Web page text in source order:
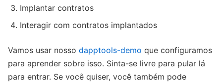
Implantar contratos
Interagir com contratos implantados
Vamos usar nosso dapptools-demo que configuramos
para aprender sobre isso. Sinta-se livre para pular lá
para entrar. Se você quiser, você também pode